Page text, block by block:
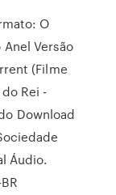
O
Versão
(Filme
Rei -
Download
Áudio.